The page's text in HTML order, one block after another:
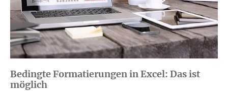
Bedingte Formatierungen in Excel: Das ist
möglich